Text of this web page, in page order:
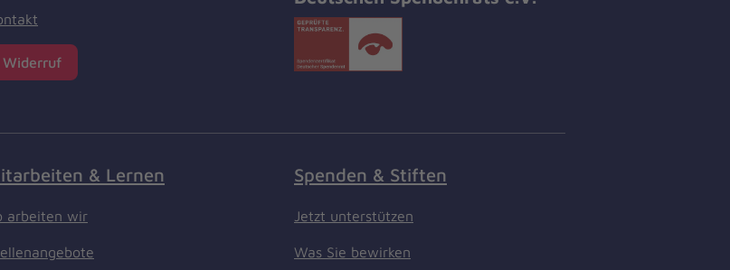
Widerruf
& Lernen
arbeiten wir
Spenden & Stiften
Jetzt unterstützen
Was Sie bewirken